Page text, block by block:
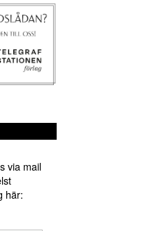
via mail
här: